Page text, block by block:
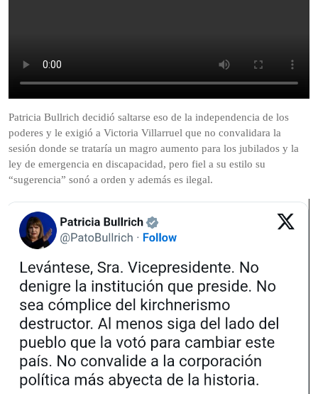
Patricia Bullrich decidió saltarse eso de la independencia de los
poderes y le exigió a Victoria Villarruel que no convalidara la
sesión donde se trataría un magro aumento para los jubilados y la
ley de emergencia en discapacidad, pero fiel a su estilo su
“sugerencia” sonó a orden y además es ilegal.